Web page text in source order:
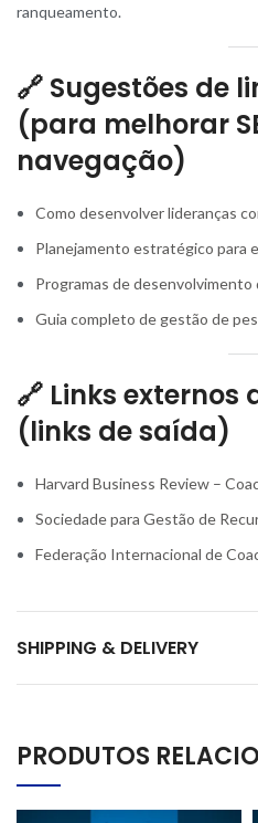
ranqueamento.
🔗 Sugestões de
(para melhorar
navegação)
Como desenvolver lideranças
Planejamento estratégico para
Programas de desenvolvimento
Guia completo de gestão de
🔗 Links
(links de saída)
Harvard Business Review –
Sociedade para Gestão de
Federação Internacional de
SHIPPING & DELIVERY
PRODUTOS